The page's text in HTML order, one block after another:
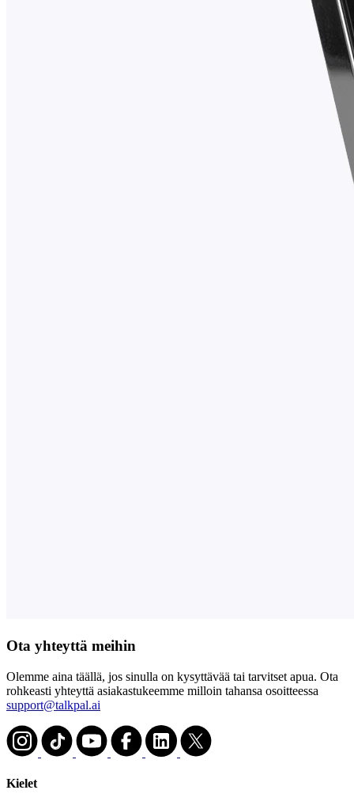
Ota yhteyttä meihin
Olemme aina täällä, jos sinulla on kysyttävää tai tarvitset apua. Ota
rohkeasti yhteyttä asiakastukeemme milloin tahansa osoitteessa
support@talkpal.ai
Kielet